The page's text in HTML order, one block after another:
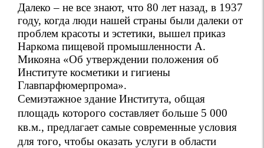
Далеко – не все знают, что 80 лет назад, в 1937
году, когда люди нашей страны были далеки от
проблем красоты и эстетики, вышел приказ
Наркома пищевой промышленности А.
Микояна «Об утверждении положения об
Институте косметики и гигиены
Главпарфюмерпрома».
Семиэтажное здание Института, общая
площадь которого составляет больше 5 000
кв.м., предлагает самые современные условия
для того, чтобы оказать услуги в области